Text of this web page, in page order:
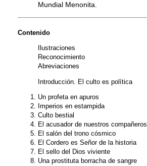
Mundial Menonita.
Contenido
Ilustraciones
Reconocimiento
Abreviaciones
Introducción. El culto es política
Un profeta en apuros
Imperios en estampida
Culto bestial
El acusador de nuestros compañeros
El salón del trono cósmico
El Cordero es Señor de la historia
El sello del Dios viviente
Una prostituta borracha de sangre